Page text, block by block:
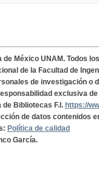
México UNAM. Todos
de la Facultad de
de investigación o
exclusiva
Bibliotecas F.I. https://
de datos contenidos
Política de calidad
García.